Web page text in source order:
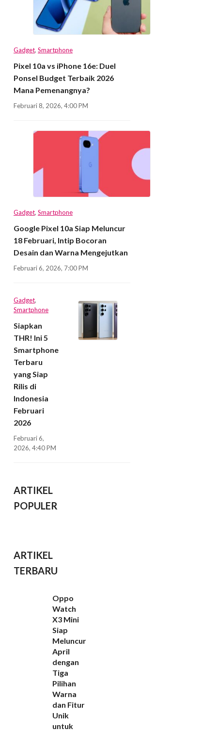
Gadget, Smartphone
Pixel 10a vs iPhone 16e: Duel
Ponsel Budget Terbaik 2026
Mana Pemenangnya?
Februari 8, 2026, 4:00 PM
Gadget, Smartphone
Google Pixel 10a Siap Meluncur
18 Februari, Intip Bocoran
Desain dan Warna Mengejutkan
Februari 6, 2026, 7:00 PM
Gadget,
Smartphone
Siapkan
THR! Ini 5
Smartphone
Terbaru
yang Siap
Rilis di
Indonesia
Februari
2026
Februari 6,
2026, 4:40 PM
ARTIKEL
POPULER
ARTIKEL
TERBARU
Oppo
Watch
X3 Mini
Siap
Meluncur
April
dengan
Tiga
Pilihan
Warna
dan Fitur
Unik
untuk